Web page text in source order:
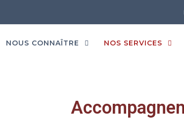
NOUS CONNAÎTRE NOS SERVICES